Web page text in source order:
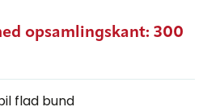
opsamlingskant: 300
flad bund